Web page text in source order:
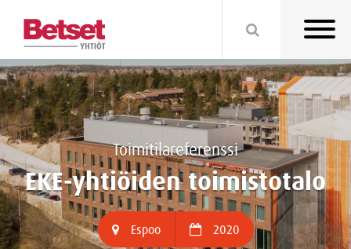
Toimitilareferenssi
EKE-yhtiöiden toimistotalo
Espoo 2020